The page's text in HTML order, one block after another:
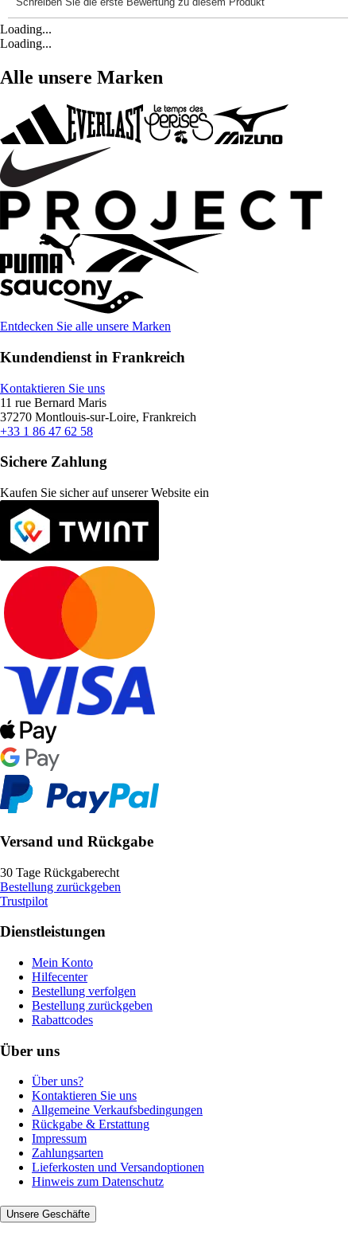
Loading...
Loading...
Alle unsere Marken
Entdecken Sie alle unsere Marken
Kundendienst in Frankreich
Kontaktieren Sie uns
11 rue Bernard Maris
37270 Montlouis-sur-Loire, Frankreich
+33 1 86 47 62 58
Sichere Zahlung
Kaufen Sie sicher auf unserer Website ein
Versand und Rückgabe
30 Tage Rückgaberecht
Bestellung zurückgeben
Trustpilot
Dienstleistungen
Mein Konto
Hilfecenter
Bestellung verfolgen
Bestellung zurückgeben
Rabattcodes
Über uns
Über uns?
Kontaktieren Sie uns
Allgemeine Verkaufsbedingungen
Rückgabe & Erstattung
Impressum
Zahlungsarten
Lieferkosten und Versandoptionen
Hinweis zum Datenschutz
Unsere Geschäfte